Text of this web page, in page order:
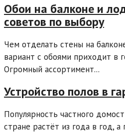
Обои на балконе и
советов по выбору
Чем отделать стены на
вариант с обоями приходит в
Огромный ассортимент...
Устройство полов в
Популярность частного
стране растёт из года в год, а